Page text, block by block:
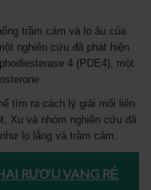
trầm cảm và lo âu của
nghiên cứu đã phát hiện
4 (PDE4), một
tìm ra cách lý giải mối liên
Xu và nhóm nghiên cứu đã
lo lắng và trầm cảm.
RƯỢU VANG RẺ